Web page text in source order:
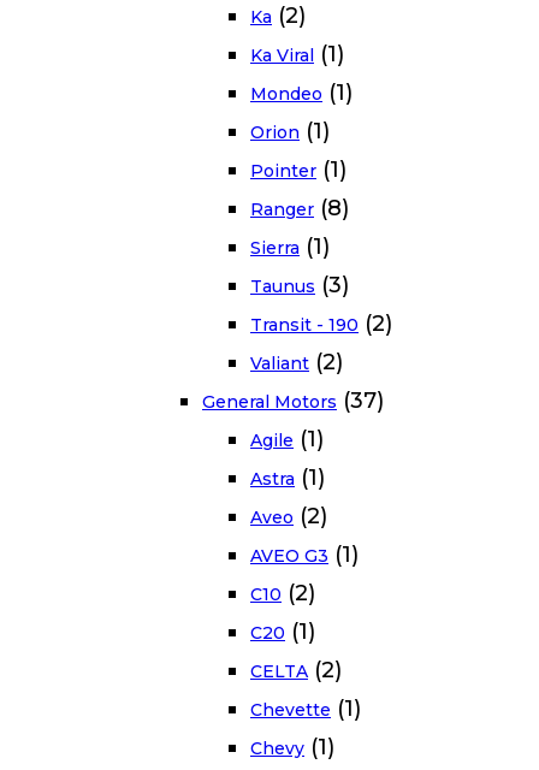
Ka (2)
Ka Viral (1)
Mondeo (1)
Orion (1)
Pointer (1)
Ranger (8)
Sierra (1)
Taunus (3)
Transit - 190 (2)
Valiant (2)
General Motors (37)
Agile (1)
Astra (1)
Aveo (2)
AVEO G3 (1)
C10 (2)
C20 (1)
CELTA (2)
Chevette (1)
Chevy (1)